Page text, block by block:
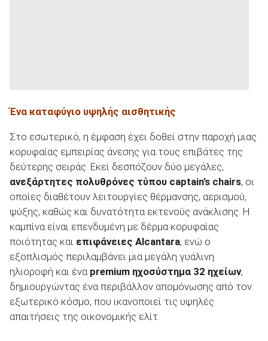
Ένα καταφύγιο υψηλής αισθητικής
Στο εσωτερικό, η έμφαση έχει δοθεί στην παροχή μιας
κορυφαίας εμπειρίας άνεσης για τους επιβάτες της
δεύτερης σειράς. Εκεί δεσπόζουν δύο μεγάλες,
ανεξάρτητες πολυθρόνες τύπου captain’s chairs, οι
οποίες διαθέτουν λειτουργίες θέρμανσης, αερισμού,
ψύξης, καθώς και δυνατότητα εκτενούς ανάκλισης. Η
καμπίνα είναι επενδυμένη με δέρμα κορυφαίας
ποιότητας και επιφάνειες Alcantara, ενώ ο
εξοπλισμός περιλαμβάνει μια μεγάλη γυάλινη
ηλιοροφή και ένα premium ηχοσύστημα 32 ηχείων,
δημιουργώντας ένα περιβάλλον απομόνωσης από τον
εξωτερικό κόσμο, που ικανοποιεί τις υψηλές
απαιτήσεις της οικονομικής ελίτ.